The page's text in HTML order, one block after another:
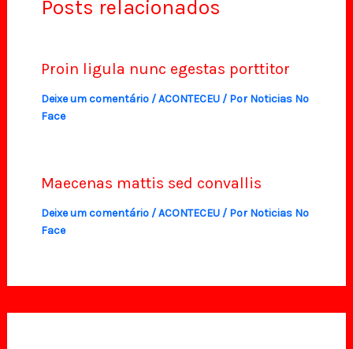
Posts relacionados
Proin ligula nunc egestas porttitor
Deixe um comentário /ACONTECEU/ Por Noticias No
Face
Maecenas mattis sed convallis
Deixe um comentário /ACONTECEU/ Por Noticias No
Face